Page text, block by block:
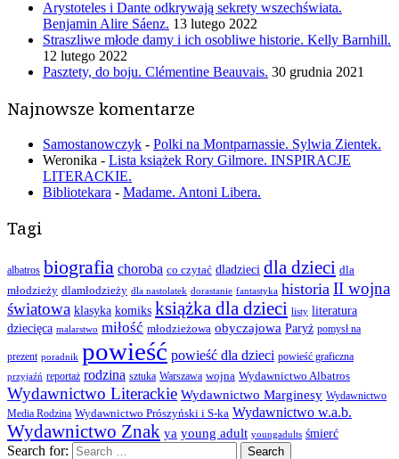
Arystoteles i Dante odkrywają sekrety wszechświata.
Benjamin Alire Sáenz. 13 lutego 2022
Straszliwe młode damy i ich osobliwe historie. Kelly Barnhill.
12 lutego 2022
Pasztety, do boju. Clémentine Beauvais. 30 grudnia 2021
Najnowsze komentarze
Samostanowczyk - Polki na Montparnassie. Sylwia Zientek.
Weronika - Lista książek Rory Gilmore. INSPIRACJE
LITERACKIE.
Bibliotekara - Madame. Antoni Libera.
Tagi
albatros biografia choroba co czytać dladzieci dla dzieci dla
młodzieży dlamłodzieży dla nastolatek dorastanie fantastyka historia II wojna
światowa klasyka komiks książka dla dzieci listy literatura
dziecięca malarstwo miłość młodzieżowa obyczajowa Paryż pomysł na
prezent poradnik powieść powieść dla dzieci powieść graficzna
przyjaźń reportaż rodzina sztuka Warszawa wojna Wydawnictwo Albatros
Wydawnictwo Literackie Wydawnictwo Marginesy Wydawnictwo
Media Rodzina Wydawnictwo Prószyński i S-ka Wydawnictwo w.a.b.
Wydawnictwo Znak ya young adult youngadults śmierć
Search for: